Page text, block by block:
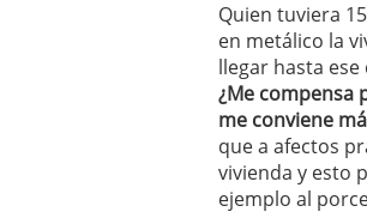
Quien tuviera
en metálico la
llegar hasta
¿Me compensa
me conviene
que a afectos
vivienda y esto
ejemplo al